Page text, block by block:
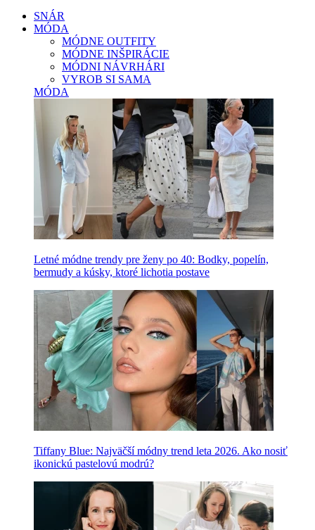
SNÁR
MÓDA
MÓDNE OUTFITY
MÓDNE INŠPIRÁCIE
MÓDNI NÁVRHÁRI
VYROB SI SAMA
MÓDA
Letné módne trendy pre ženy po 40: Bodky, popelín,
bermudy a kúsky, ktoré lichotia postave
Tiffany Blue: Najväčší módny trend leta 2026. Ako nosiť
ikonickú pastelovú modrú?